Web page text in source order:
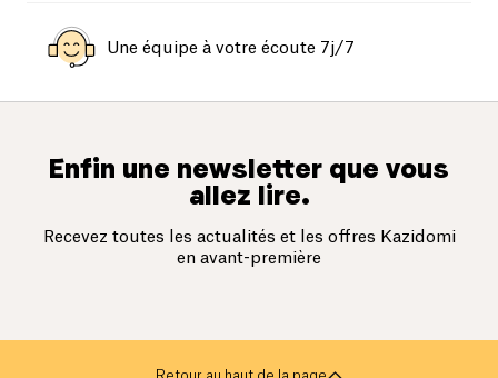
Une équipe à votre écoute 7j/7
Enfin une newsletter que vous
allez lire.
Recevez toutes les actualités et les offres Kazidomi
en avant-première